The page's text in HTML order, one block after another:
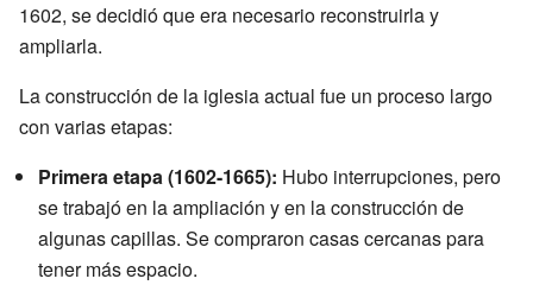
1602, se decidió que era necesario reconstruirla y
ampliarla.
La construcción de la iglesia actual fue un proceso largo
con varias etapas:
Primera etapa (1602-1665): Hubo interrupciones, pero
se trabajó en la ampliación y en la construcción de
algunas capillas. Se compraron casas cercanas para
tener más espacio.